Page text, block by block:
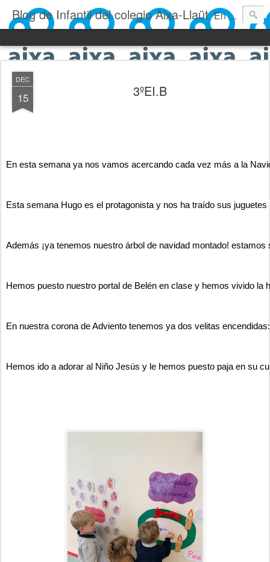
Blog de Infantil del colegio Aixa-Llaüt En nuestro blog verás las actividades del día a día de Infantil, de los alumnos de 0 a 6 años: los talleres, los experimentos, las rutinas, las clases, los patios, etc. ¡Todo aquello que los más pequeños no saben contar!
DEC
15 3ºEI.B
En esta semana ya nos vamos acercando cada vez más a la
Esta semana Hugo es el protagonista y nos ha traído sus
Además ¡ya tenemos nuestro árbol de navidad montado!
Hemos puesto nuestro portal de Belén en clase y hemos vivido
En nuestra corona de Adviento tenemos ya dos velitas
Hemos ido a adorar al Niño Jesús y le hemos puesto paja en su